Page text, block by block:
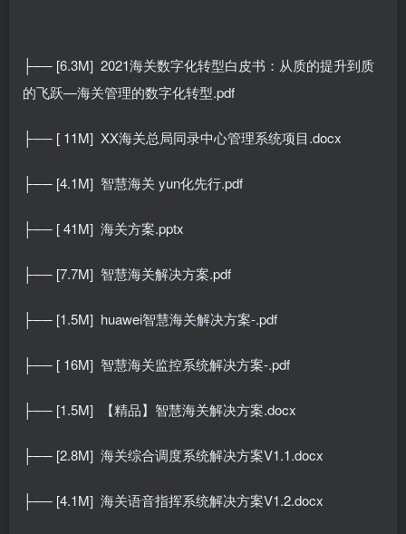
├── [6.3M] 2021海关数字化转型白皮书：从质的提升到质
的飞跃—海关管理的数字化转型.pdf
├── [ 11M] XX海关总局同录中心管理系统项目.docx
├── [4.1M] 智慧海关 yun化先行.pdf
├── [ 41M] 海关方案.pptx
├── [7.7M] 智慧海关解决方案.pdf
├── [1.5M] huawei智慧海关解决方案-.pdf
├── [ 16M] 智慧海关监控系统解决方案-.pdf
├── [1.5M] 【精品】智慧海关解决方案.docx
├── [2.8M] 海关综合调度系统解决方案V1.1.docx
├── [4.1M] 海关语音指挥系统解决方案V1.2.docx